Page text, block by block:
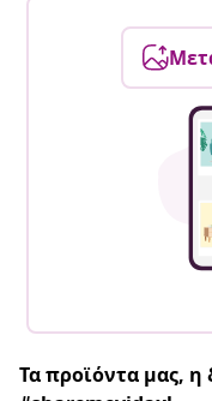
Τα προϊόντα μας, η